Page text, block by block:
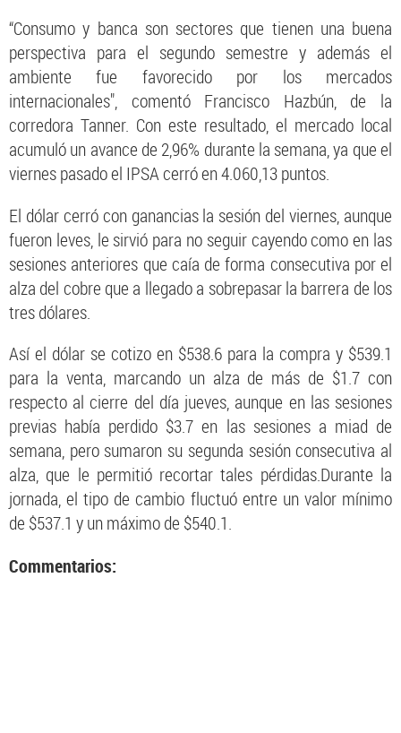
“Consumo y banca son sectores que tienen una buena
perspectiva para el segundo semestre y además el
ambiente fue favorecido por los mercados
internacionales", comentó Francisco Hazbún, de la
corredora Tanner. Con este resultado, el mercado local
acumuló un avance de 2,96% durante la semana, ya que el
viernes pasado el IPSA cerró en 4.060,13 puntos.
El dólar cerró con ganancias la sesión del viernes, aunque
fueron leves, le sirvió para no seguir cayendo como en las
sesiones anteriores que caía de forma consecutiva por el
alza del cobre que a llegado a sobrepasar la barrera de los
tres dólares.
Así el dólar se cotizo en $538.6 para la compra y $539.1
para la venta, marcando un alza de más de $1.7 con
respecto al cierre del día jueves, aunque en las sesiones
previas había perdido $3.7 en las sesiones a miad de
semana, pero sumaron su segunda sesión consecutiva al
alza, que le permitió recortar tales pérdidas.Durante la
jornada, el tipo de cambio fluctuó entre un valor mínimo
de $537.1 y un máximo de $540.1.
Commentarios: